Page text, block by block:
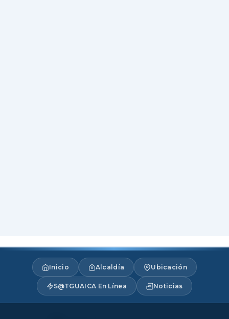
Inicio Alcaldía Ubicación
S@TGUAICA En Línea Noticias